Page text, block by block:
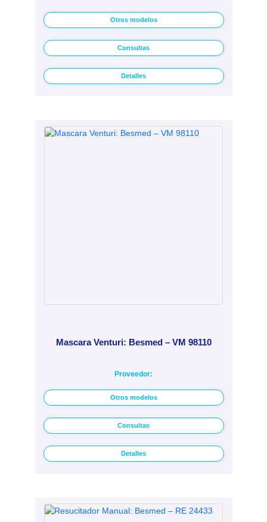
Otros modelos
Consultas
Detalles
Mascara Venturi: Besmed – VM 98110
Proveedor:
Otros modelos
Consultas
Detalles